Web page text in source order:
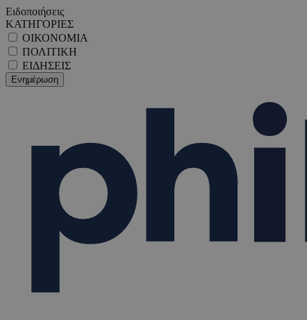
Ειδοποιήσεις
ΚΑΤΗΓΟΡΙΕΣ
ΟΙΚΟΝΟΜΙΑ
ΠΟΛΙΤΙΚΗ
ΕΙΔΗΣΕΙΣ